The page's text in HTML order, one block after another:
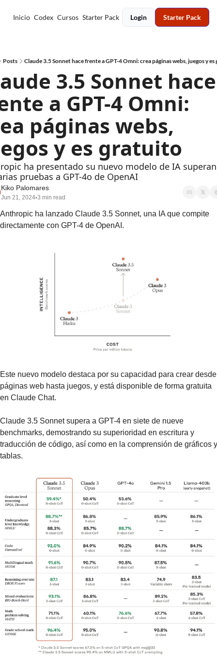
Inicio Codex Cursos Starter Pack Login Starter Pack
Posts Claude 3.5 Sonnet hace frente a GPT-4 Omni: crea páginas webs, juegos y
3.5 Sonnet hace
a GPT-4 Omni:
páginas webs,
y es gratuito
ha presentado su nuevo modelo de IA
pruebas a GPT-4o de OpenAI
Kiko Palomares
Jun 21, 2024•3 min read
Anthropic ha lanzado Claude 3.5 Sonnet, una IA que compite
directamente con GPT-4 de OpenAI.
Este nuevo modelo destaca por su capacidad para crear desde
páginas web hasta juegos, y está disponible de forma gratuita
en Claude Chat.
Claude 3.5 Sonnet supera a GPT-4 en siete de nueve
benchmarks, demostrando su superioridad en escritura y
traducción de código, así como en la comprensión de gráficos y
tablas.